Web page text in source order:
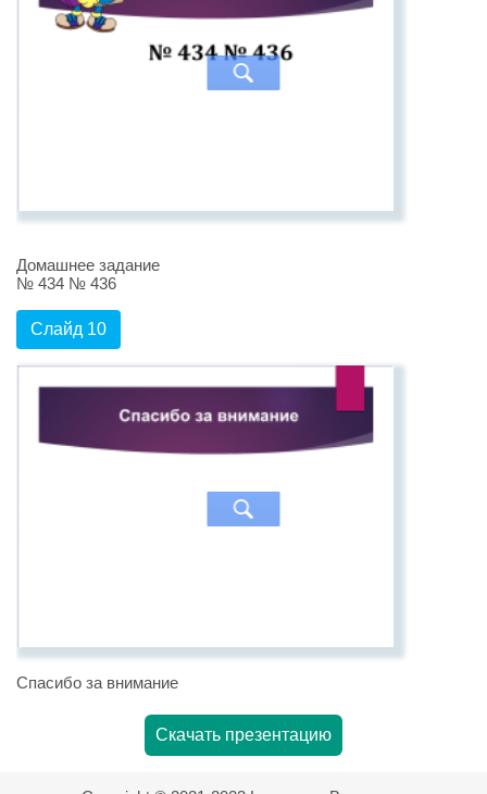
Домашнее задание
№ 434 № 436
Слайд 10
Спасибо за внимание
Скачать презентацию